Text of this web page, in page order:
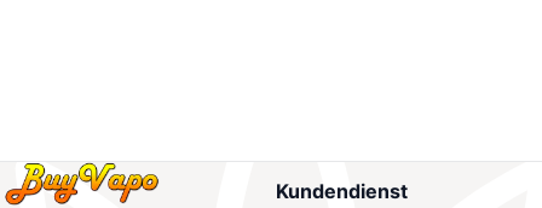
Kundendienst